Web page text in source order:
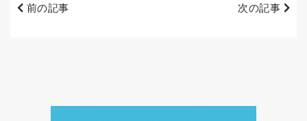
前の記事 次の記事